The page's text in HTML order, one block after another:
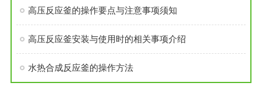
高压反应釜的操作要点与注意事项须知
高压反应釜安装与使用时的相关事项介绍
水热合成反应釜的操作方法